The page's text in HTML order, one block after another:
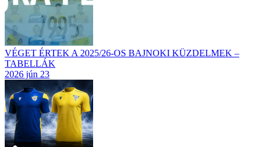
VÉGET ÉRTEK A 2025/26-OS BAJNOKI KÜZDELMEK –
TABELLÁK
2026 jún 23